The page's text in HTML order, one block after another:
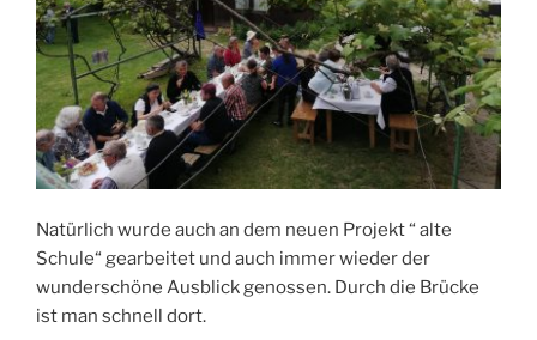
Natürlich wurde auch an dem neuen Projekt “ alte
Schule“ gearbeitet und auch immer wieder der
wunderschöne Ausblick genossen. Durch die Brücke
ist man schnell dort.